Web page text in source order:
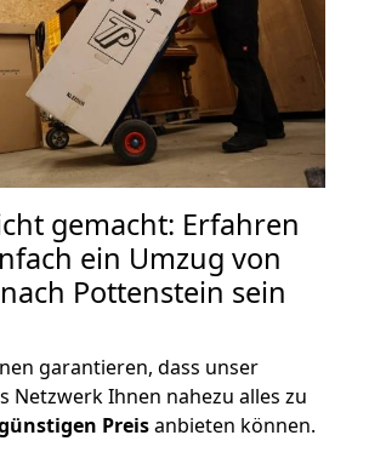
gemacht: Erfahren
ein Umzug von
Pottenstein sein
garantieren, dass unser
Netzwerk Ihnen nahezu alles zu
Preisanbieten können.